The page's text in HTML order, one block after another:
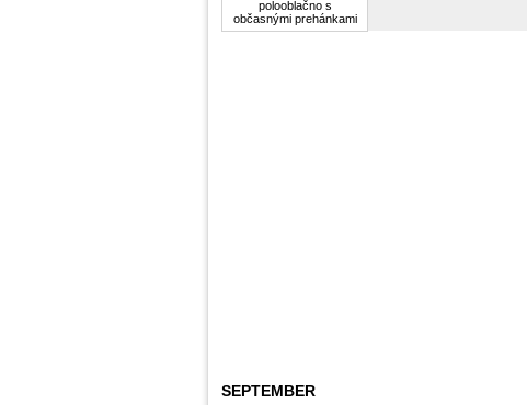
polooblačno s
občasnými prehánkami
SEPTEMBER